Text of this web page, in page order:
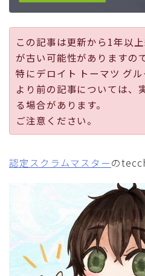
採用
公式ページ
この記事は更新から1年以
が古い可能性がありますの
特にデロイト トーマツ グ
より前の記事については、
る場合があります。
ご注意ください。
認定スクラムマスターの